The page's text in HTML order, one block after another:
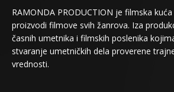
RAMONDA PRODUCTION je filmska
proizvodi filmove svih žanrova. Iza
časnih umetnika i filmskih poslenika
stvaranje umetničkih dela proverene
vrednosti.